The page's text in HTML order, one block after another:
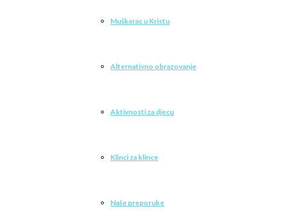
Muškarac u Kristu
Alternativno obrazovanje
Aktivnosti za djecu
Klinci za klince
Naše preporuke